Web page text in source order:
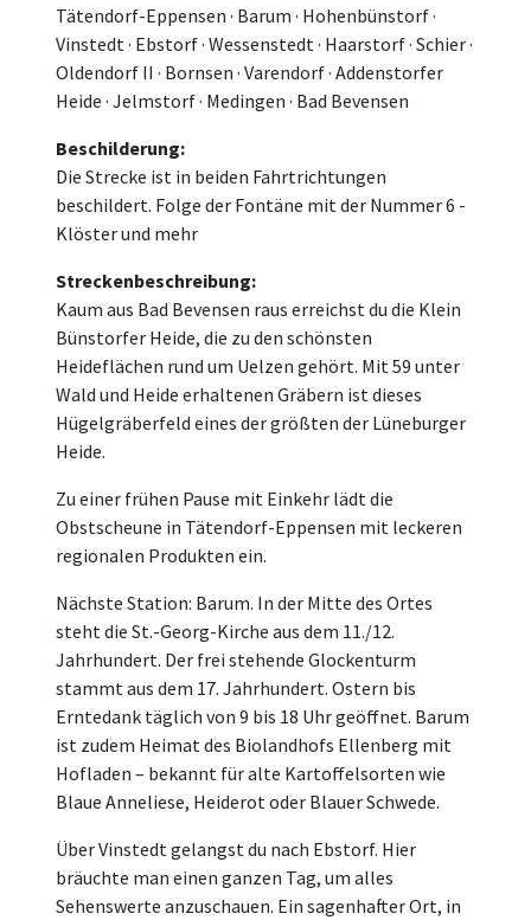
Tätendorf-Eppensen · Barum · Hohenbünstorf ·
Vinstedt · Ebstorf · Wessenstedt · Haarstorf · Schier ·
Oldendorf II · Bornsen · Varendorf · Addenstorfer
Heide · Jelmstorf · Medingen · Bad Bevensen
Beschilderung:
Die Strecke ist in beiden Fahrtrichtungen
beschildert. Folge der Fontäne mit der Nummer 6 -
Klöster und mehr
Streckenbeschreibung:
Kaum aus Bad Bevensen raus erreichst du die Klein
Bünstorfer Heide, die zu den schönsten
Heideflächen rund um Uelzen gehört. Mit 59 unter
Wald und Heide erhaltenen Gräbern ist dieses
Hügelgräberfeld eines der größten der Lüneburger
Heide.
Zu einer frühen Pause mit Einkehr lädt die
Obstscheune in Tätendorf-Eppensen mit leckeren
regionalen Produkten ein.
Nächste Station: Barum. In der Mitte des Ortes
steht die St.-Georg-Kirche aus dem 11./12.
Jahrhundert. Der frei stehende Glockenturm
stammt aus dem 17. Jahrhundert. Ostern bis
Erntedank täglich von 9 bis 18 Uhr geöffnet. Barum
ist zudem Heimat des Biolandhofs Ellenberg mit
Hofladen – bekannt für alte Kartoffelsorten wie
Blaue Anneliese, Heiderot oder Blauer Schwede.
Über Vinstedt gelangst du nach Ebstorf. Hier
bräuchte man einen ganzen Tag, um alles
Sehenswerte anzuschauen. Ein sagenhafter Ort, in